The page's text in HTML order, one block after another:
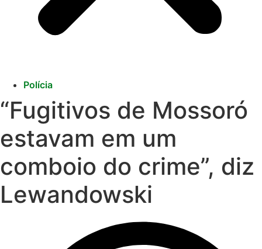
Polícia
“Fugitivos de Mossoró
estavam em um
comboio do crime”, diz
Lewandowski